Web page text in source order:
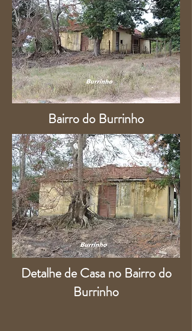
Bairro do Burrinho
Detalhe de Casa no Bairro do
Burrinho